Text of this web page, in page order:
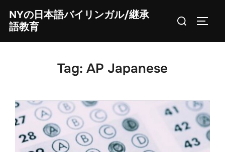
content
NYの日本語バイリンガル/継承
語教育
Search
Tag: AP Japanese